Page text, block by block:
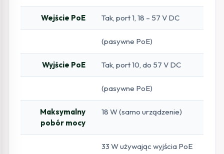
Wejście PoE Tak, port 1, 18 – 57 V DC
(pasywne PoE)
Wyjście PoE Tak, port 10, do 57 V DC
(pasywne PoE)
Maksymalny
pobór mocy
18 W (samo urządzenie)
33 W używając wyjścia PoE